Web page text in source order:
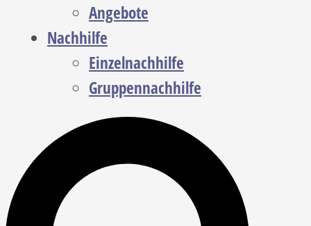
Angebote
Nachhilfe
Einzelnachhilfe
Gruppennachhilfe